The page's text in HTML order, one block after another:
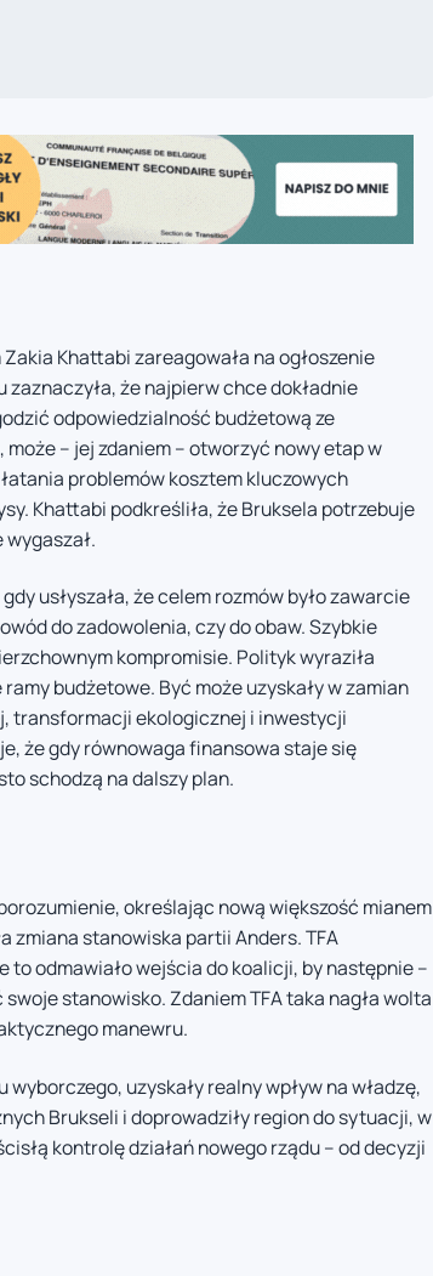
Khattabi zareagowała na ogłoszenie
że najpierw chce dokładnie
odpowiedzialność budżetową ze
– jej zdaniem – otworzyć nowy etap w
problemów kosztem kluczowych
Khattabi podkreśliła, że Bruksela potrzebuje
usłyszała, że celem rozmów było zawarcie
do zadowolenia, czy do obaw. Szybkie
kompromisie. Polityk wyraziła
budżetowe. Być może uzyskały w zamian
transformacji ekologicznej i inwestycji
że gdy równowaga finansowa staje się
schodzą na dalszy plan.
określając nową większość mianem
zmiana stanowiska partii Anders. TFA
to odmawiało wejścia do koalicji, by następnie –
stanowisko. Zdaniem TFA taka nagła wolta
manewru.
uzyskały realny wpływ na władzę,
Brukseli i doprowadziły region do sytuacji, w
kontrolę działań nowego rządu – od decyzji